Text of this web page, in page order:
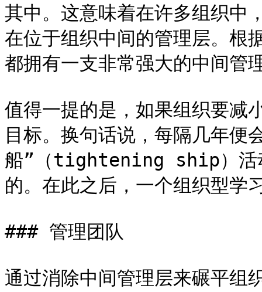
其中。这意味着在许多组织中
在位于组织中间的管理层。根
都拥有一支非常强大的中间管
值得一提的是，如果组织要减
目标。换句话说，每隔几年便
船”（tightening ship）活动
的。在此之后，一个组织型学
### 管理团队
通过消除中间管理层来碾平组